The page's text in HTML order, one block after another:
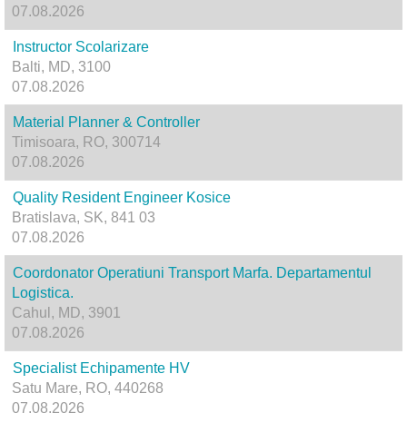
07.08.2026
Instructor Scolarizare
Balti, MD, 3100
07.08.2026
Material Planner & Controller
Timisoara, RO, 300714
07.08.2026
Quality Resident Engineer Kosice
Bratislava, SK, 841 03
07.08.2026
Coordonator Operatiuni Transport Marfa. Departamentul
Logistica.
Cahul, MD, 3901
07.08.2026
Specialist Echipamente HV
Satu Mare, RO, 440268
07.08.2026